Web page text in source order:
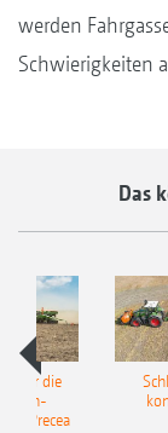
werden
Schwierigkeiten
Das
für die
Precea